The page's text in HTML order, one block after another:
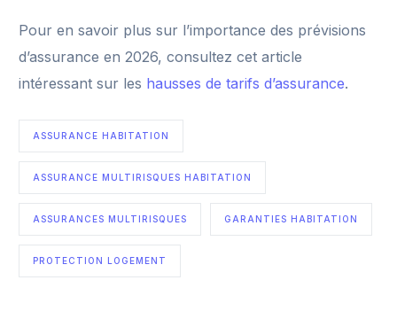
Pour en savoir plus sur l’importance des prévisions
d’assurance en 2026, consultez cet article
intéressant sur les hausses de tarifs d’assurance.
ASSURANCE HABITATION
ASSURANCE MULTIRISQUES HABITATION
ASSURANCES MULTIRISQUES GARANTIES HABITATION
PROTECTION LOGEMENT